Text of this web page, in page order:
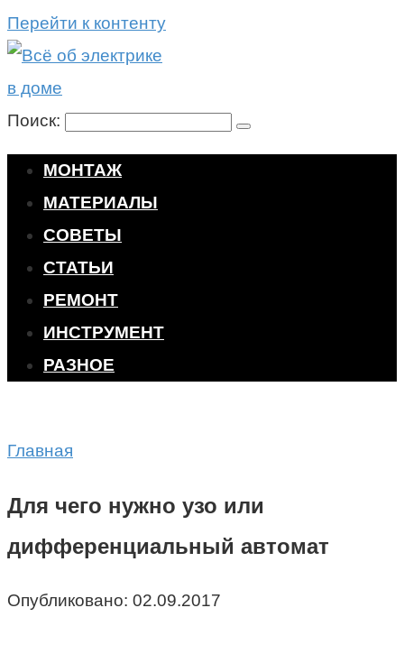
Перейти к контенту
Поиск:
МОНТАЖ
МАТЕРИАЛЫ
СОВЕТЫ
СТАТЬИ
РЕМОНТ
ИНСТРУМЕНТ
РАЗНОЕ
Главная
Для чего нужно узо или
дифференциальный автомат
Опубликовано: 02.09.2017